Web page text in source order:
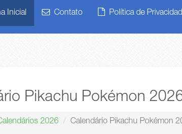
Inicial Contato Política de
Pikachu Pokémon
2026 Calendário Pikachu Pokémon